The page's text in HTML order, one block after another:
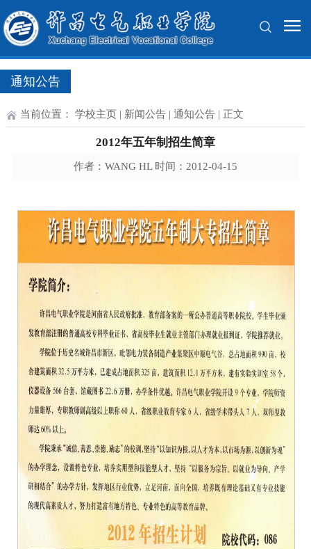
通知公告
当前位置： 学校主页| 新闻公告| 通知公告| 正文
2012年五年制招生简章
作者：WANG HL 时间：2012-04-15